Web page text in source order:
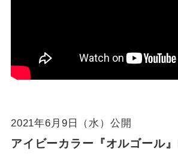
2021年6月9日（水）公開
アイビーカラー『オルゴール